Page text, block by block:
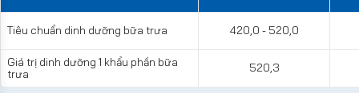
Tiêu chuẩn dinh dưỡng bữa trưa 420,0 - 520,0
Giá trị dinh dưỡng 1 khẩu phần bữa
trưa
520,3